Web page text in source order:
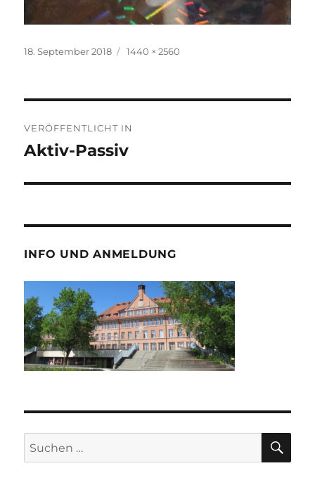
Veröffentlicht
18. September 2018
Volle
1440 × 2560
VERÖFFENTLICHT IN
Aktiv-Passiv
INFO UND ANMELDUNG
Suche
nach: